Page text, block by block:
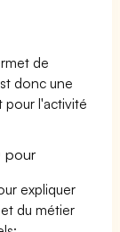
de
donc une
pour l'activité
pour
expliquer
et du métier